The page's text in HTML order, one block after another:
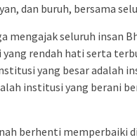
dan buruh, bersama
mengajak seluruh insan
rendah hati serta
yang besar adalah
institusi yang berani
berhenti memperbaiki